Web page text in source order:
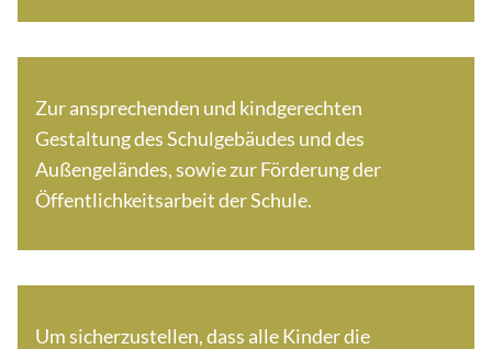
Zur ansprechenden und kindgerechten
Gestaltung des Schulgebäudes und des
Außengeländes, sowie zur Förderung der
Öffentlichkeitsarbeit der Schule.
Um sicherzustellen, dass alle Kinder die